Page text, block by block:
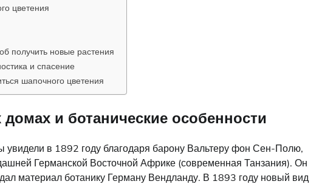
цветения
получить новые растения
и спасение
шапочного цветения
и ботанические особенности
в 1892 году благодаря барону Вальтеру фон Сен-Полю,
Германской Восточной Африке (современная Танзания). Он
материал ботанику Герману Вендланду. В 1893 году новый вид